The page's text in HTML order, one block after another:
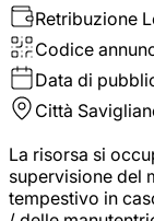
Retribuzione
Codice
Data di
Città
La risorsa si
supervisione del
tempestivo in